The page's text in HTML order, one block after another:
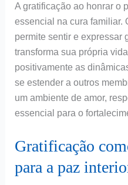
A gratificação ao honrar o
essencial na cura familiar.
permite sentir e expressar
transforma sua própria
positivamente as
se estender a outros
um ambiente de amor,
essencial para o
Gratificação
para a paz